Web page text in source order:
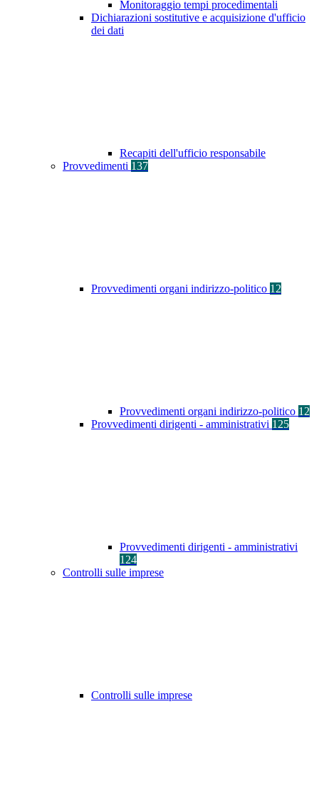
Monitoraggio tempi procedimentali
Dichiarazioni sostitutive e acquisizione d'ufficio
dei dati
Recapiti dell'ufficio responsabile
Provvedimenti 137
Provvedimenti organi indirizzo-politico 12
Provvedimenti organi indirizzo-politico 12
Provvedimenti dirigenti - amministrativi 125
Provvedimenti dirigenti - amministrativi
124
Controlli sulle imprese
Controlli sulle imprese